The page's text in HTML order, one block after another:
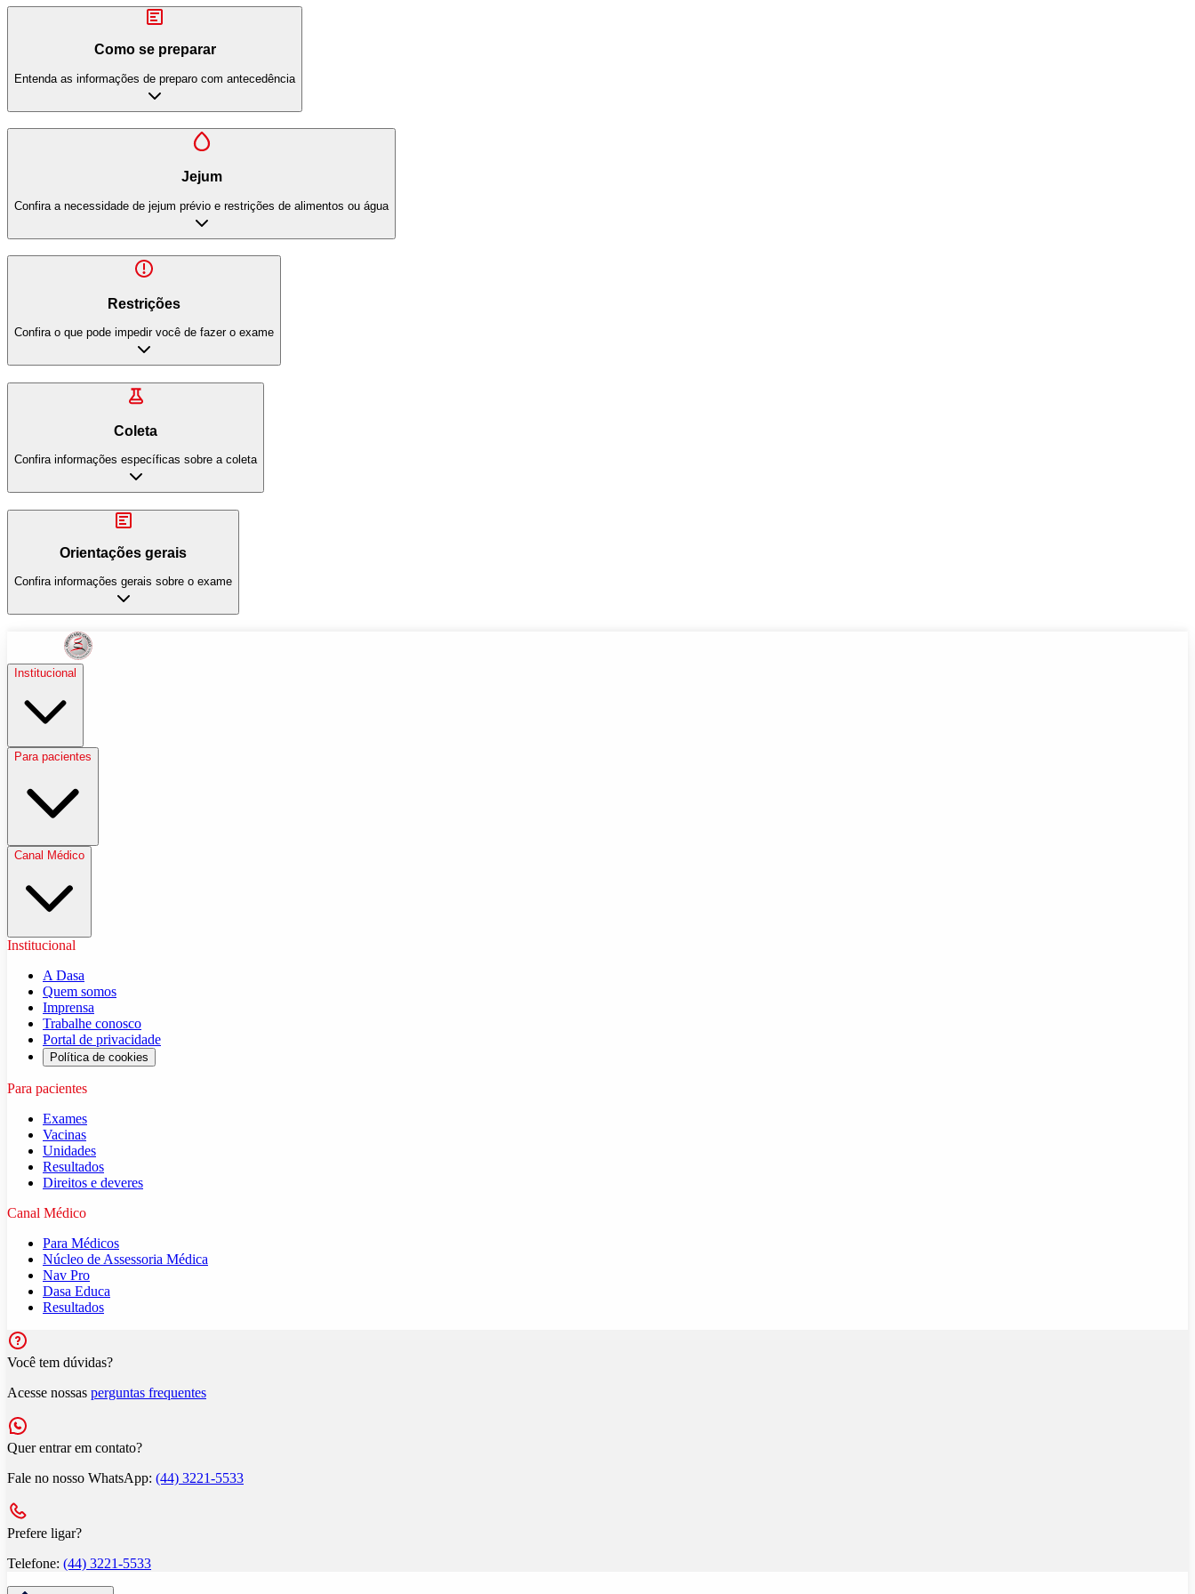
Como se preparar
Entenda as informações de preparo com antecedência
Jejum
Confira a necessidade de jejum prévio e restrições de alimentos ou água
Restrições
Confira o que pode impedir você de fazer o exame
Coleta
Confira informações específicas sobre a coleta
Orientações gerais
Confira informações gerais sobre o exame
Institucional
Para pacientes
Canal Médico
Institucional
A Dasa
Quem somos
Imprensa
Trabalhe conosco
Portal de privacidade
Política de cookies
Para pacientes
Exames
Vacinas
Unidades
Resultados
Direitos e deveres
Canal Médico
Para Médicos
Núcleo de Assessoria Médica
Nav Pro
Dasa Educa
Resultados
Você tem dúvidas?
Acesse nossas perguntas frequentes
Quer entrar em contato?
Fale no nosso WhatsApp: (44) 3221-5533
Prefere ligar?
Telefone: (44) 3221-5533